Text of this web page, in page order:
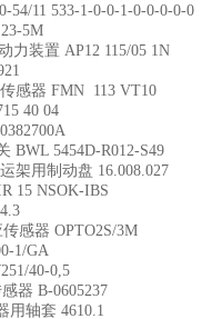
11 533-1-0-0-1-0-0-0-0-0
5M
装置 AP12 115/05 1N
感器 FMN 113 VT10
40 04
BWL 5454D-R012-S49
架用制动盘 16.008.027
15 NSOK-IBS
感器 OPTO2S/3M
1/GA
40-0,5
器 B-0605237
用轴套 4610.1